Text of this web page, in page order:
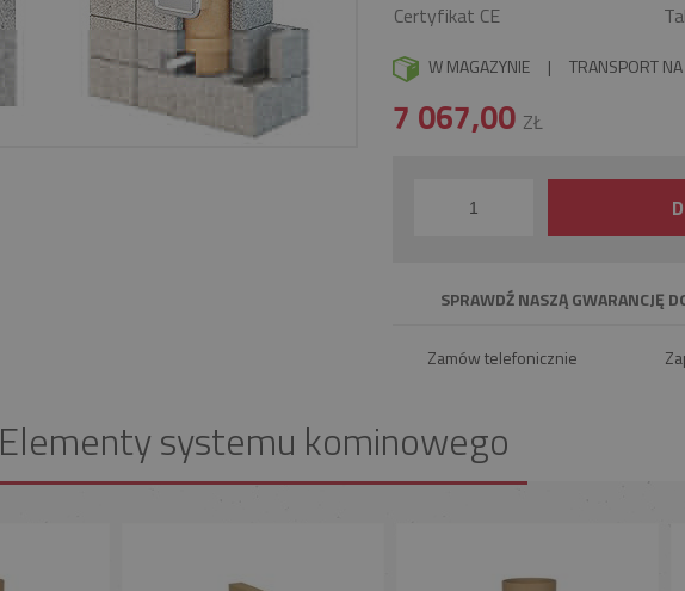
Certyfikat CE
W MAGAZYNIE | TRANSPORT NA
7 067,00 ZŁ
SPRAWDŹ NASZĄ GWARANCJĘ
Zamów telefonicznie
Elementy systemu kominowego